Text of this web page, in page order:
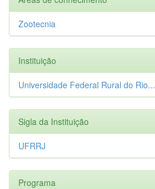
Zootecnia
Instituição
Universidade Federal Rural do Rio...
Sigla da Instituição
UFRRJ
Programa